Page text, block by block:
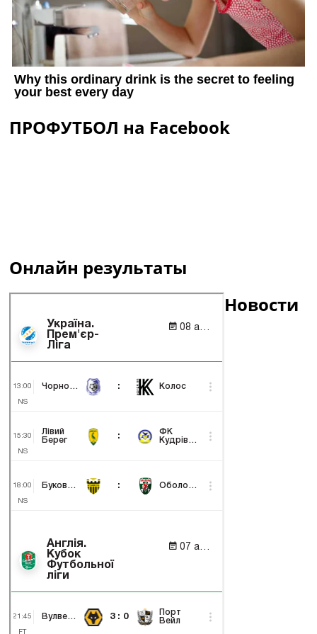
ПРОФУТБОЛ на Facebook
Онлайн результаты
Новости